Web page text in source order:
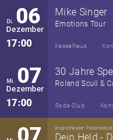
Di. 06
Dezember
17:00
Mike Singer
Emotions Tour
Kesselhaus
Mi. 07
Dezember
17:00
Roland Scull &
Soda Club
Improtheater Paternoster
Dein Held -